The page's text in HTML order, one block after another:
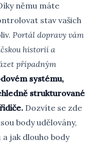
němu máte
stav vašich
Portál dopravy vám
historií a
případným
systému,
strukturované
Dozvíte se zde
body udělovány,
jak dlouho body